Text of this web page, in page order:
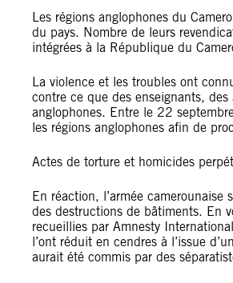
Les régions anglophones du
du pays. Nombre de leurs
intégrées à la République du
La violence et les troubles ont
contre ce que des enseignants,
anglophones. Entre le 22
les régions anglophones afin de
Actes de torture et homicides
En réaction, l’armée
des destructions de bâtiments. En
recueillies par Amnesty
l’ont réduit en cendres à l’issue
aurait été commis par des